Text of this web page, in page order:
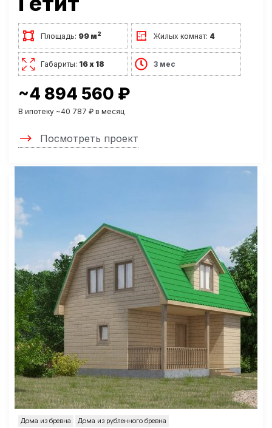
Площадь: 99 м2 Жилых комнат: 4
Габариты: 16 х 18 3 мес
~4 894 560 ₽
В ипотеку ~40 787 ₽ в месяц
Посмотреть проект
Дома из бревна Дома из рубленного бревна